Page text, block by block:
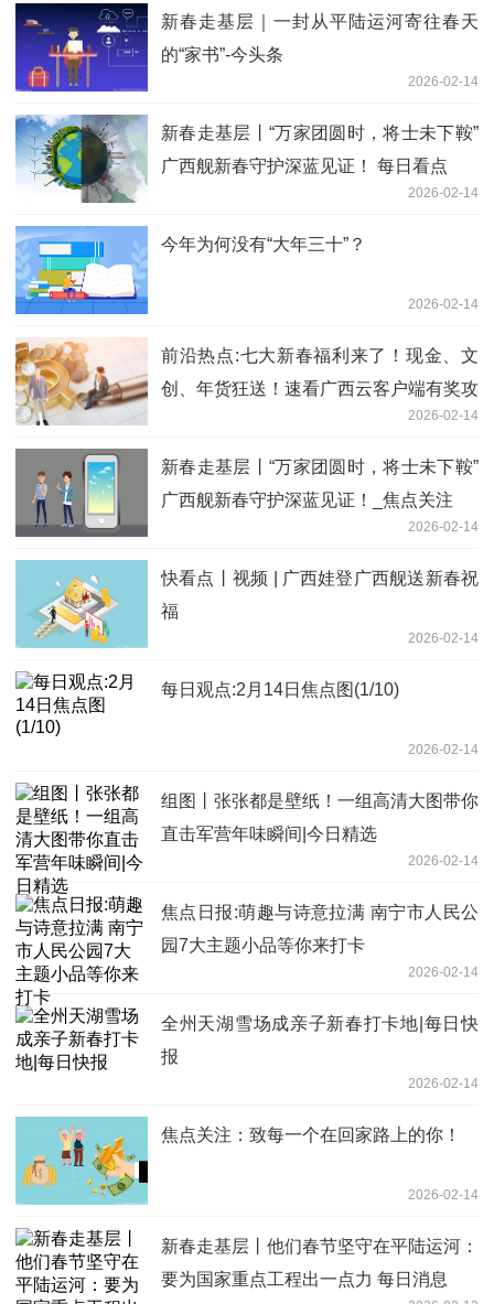
新春走基层｜一封从平陆运河寄往春天
的“家书”-今头条
2026-02-14
新春走基层丨“万家团圆时，将士未下鞍”
广西舰新春守护深蓝见证！ 每日看点
2026-02-14
今年为何没有“大年三十”？
2026-02-14
前沿热点:七大新春福利来了！现金、文
创、年货狂送！速看广西云客户端有奖攻
2026-02-14
新春走基层丨“万家团圆时，将士未下鞍”
广西舰新春守护深蓝见证！_焦点关注
2026-02-14
快看点丨视频 | 广西娃登广西舰送新春祝
福
2026-02-14
每日观点:2月14日焦点图(1/10)
2026-02-14
组图丨张张都是壁纸！一组高清大图带你
直击军营年味瞬间|今日精选
2026-02-14
焦点日报:萌趣与诗意拉满 南宁市人民公
园7大主题小品等你来打卡
2026-02-14
全州天湖雪场成亲子新春打卡地|每日快
报
2026-02-14
焦点关注：致每一个在回家路上的你！
2026-02-14
新春走基层丨他们春节坚守在平陆运河：
要为国家重点工程出一点力 每日消息